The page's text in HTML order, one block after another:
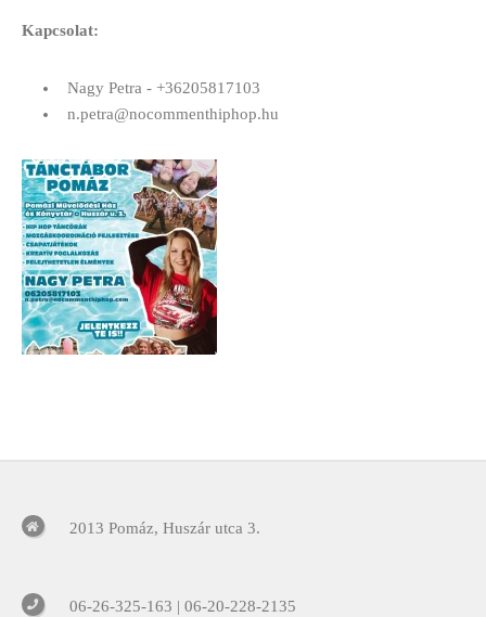
Kapcsolat:
Nagy Petra - +36205817103
n.petra@nocommenthiphop.hu
2013 Pomáz, Huszár utca 3.
06-26-325-163 | 06-20-228-2135